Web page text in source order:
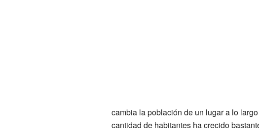
cambia la población de un lugar a lo
cantidad de habitantes ha crecido